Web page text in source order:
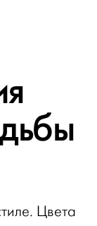
Цвета